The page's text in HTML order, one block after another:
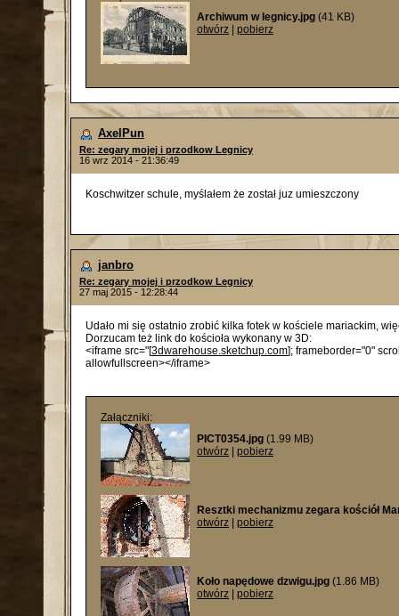
Archiwum w legnicy.jpg (41 KB)
otwórz
pobierz
AxelPun
Re: zegary mojej i przodkow Legnicy
16 wrz 2014 - 21:36:49
Koschwitzer schule, myślałem że został juz umieszczony
janbro
Re: zegary mojej i przodkow Legnicy
27 maj 2015 - 12:28:44
Udało mi się ostatnio zrobić kilka fotek w kościele mariackim,
Dorzucam też link do kościoła wykonany w 3D:
<iframe src="[3dwarehouse.sketchup.com]; frameborder="0"
allowfullscreen></iframe>
Załączniki:
PICT0354.jpg (1.99 MB)
otwórz
pobierz
Resztki mechanizmu zegara kościół
otwórz
pobierz
Koło napędowe dzwigu.jpg (1.86 MB)
otwórz
pobierz